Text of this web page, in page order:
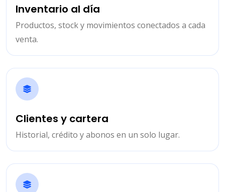
Inventario al día
Productos, stock y movimientos conectados a cada
venta.
Clientes y cartera
Historial, crédito y abonos en un solo lugar.